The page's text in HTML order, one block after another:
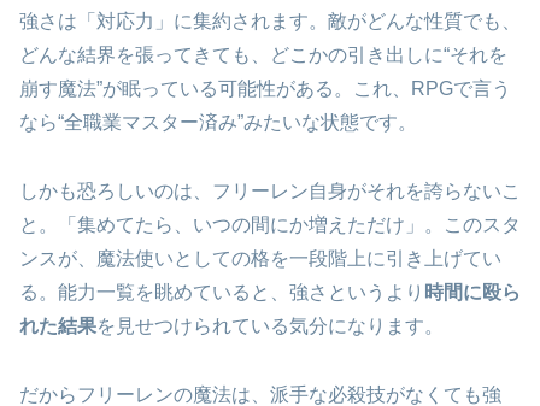
強さは「対応力」に集約されます。敵がどんな性質でも、
どんな結界を張ってきても、どこかの引き出しに“それを
崩す魔法”が眠っている可能性がある。これ、RPGで言う
なら“全職業マスター済み”みたいな状態です。
しかも恐ろしいのは、フリーレン自身がそれを誇らないこ
と。「集めてたら、いつの間にか増えただけ」。このスタ
ンスが、魔法使いとしての格を一段階上に引き上げてい
る。能力一覧を眺めていると、強さというより 時間に殴ら
れた結果を見せつけられている気分になります。
だからフリーレンの魔法は、派手な必殺技がなくても強